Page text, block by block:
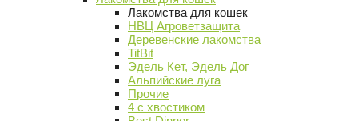
Лакомства для кошек
НВЦ Агроветзащита
Деревенские лакомства
TitBit
Эдель Кет, Эдель Дог
Альпийские луга
Прочие
4 с хвостиком